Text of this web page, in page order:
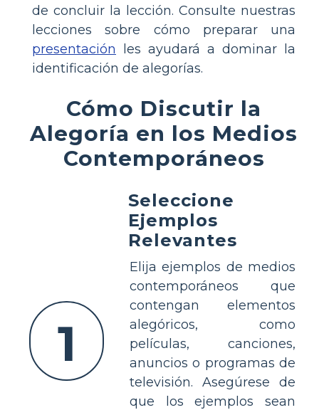
de concluir la lección. Consulte nuestras
lecciones sobre cómo preparar una
presentación les ayudará a dominar la
identificación de alegorías.
Cómo Discutir la
Alegoría en los Medios
Contemporáneos
1
Seleccione
Ejemplos
Relevantes
Elija ejemplos de medios
contemporáneos que
contengan elementos
alegóricos, como
películas, canciones,
anuncios o programas de
televisión. Asegúrese de
que los ejemplos sean